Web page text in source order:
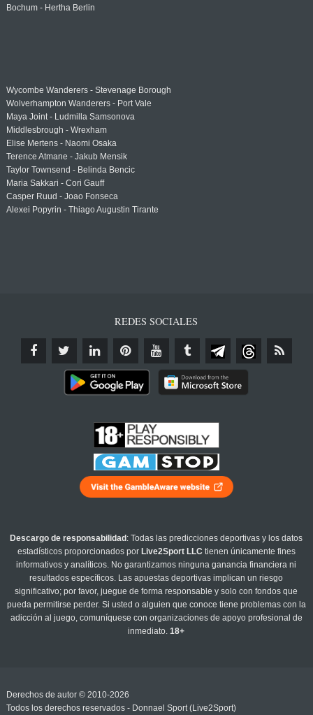
Bochum - Hertha Berlin
Wycombe Wanderers - Stevenage Borough
Wolverhampton Wanderers - Port Vale
Maya Joint - Ludmilla Samsonova
Middlesbrough - Wrexham
Elise Mertens - Naomi Osaka
Terence Atmane - Jakub Mensik
Taylor Townsend - Belinda Bencic
Maria Sakkari - Cori Gauff
Casper Ruud - Joao Fonseca
Alexei Popyrin - Thiago Augustin Tirante
REDES SOCIALES
Descargo de responsabilidad : Todas las predicciones deportivas y los datos
estadísticos proporcionados por Live2Sport LLC tienen únicamente fines
informativos y analíticos. No garantizamos ninguna ganancia financiera ni
resultados específicos. Las apuestas deportivas implican un riesgo
significativo; por favor, juegue de forma responsable y solo con fondos que
pueda permitirse perder. Si usted o alguien que conoce tiene problemas con la
adicción al juego, comuníquese con organizaciones de apoyo profesional de
inmediato.18+
Derechos de autor © 2010-2026
Todos los derechos reservados - Donnael Sport (Live2Sport)